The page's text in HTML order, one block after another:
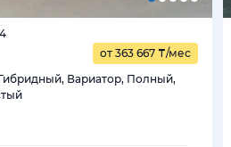
от 363 667 ₸/мес
Вариатор, Полный,